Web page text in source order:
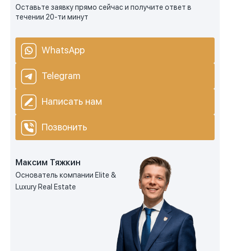
Оставьте заявку прямо сейчас и получите ответ в
течении 20-ти минут
WhatsApp
Telegram
Написать нам
Позвонить
Максим Тяжкин
Основатель компании Elite &
Luxury Real Estate